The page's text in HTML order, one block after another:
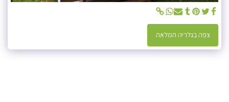
צפה בגלריה המלאה